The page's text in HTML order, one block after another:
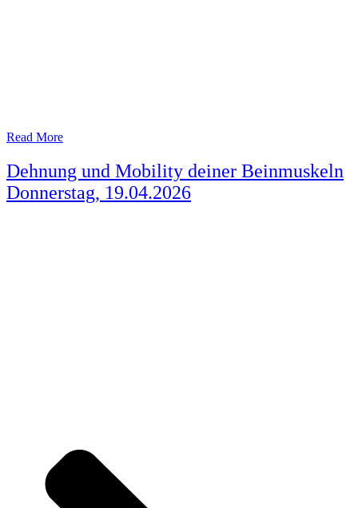
Read More
Dehnung und Mobility deiner Beinmuskeln
Donnerstag, 19.04.2026